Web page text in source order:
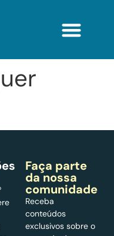
Faça parte
da nossa
comunidade
Receba
conteúdos
exclusivos sobre o